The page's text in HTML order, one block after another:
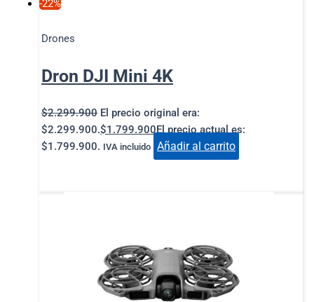
-22%
Drones
Dron DJI Mini 4K
$2.299.900 El precio original era:
$2.299.900.$1.799.900El precio actual es:
$1.799.900. IVA incluido Añadir al carrito